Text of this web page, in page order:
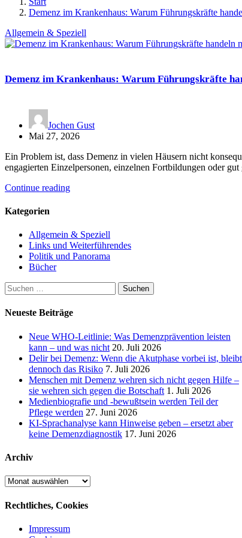
Demenz im Krankenhaus: Warum Führungskräfte
Allgemein & Speziell
Demenz im Krankenhaus: Warum Führungskräfte
Jochen Gust
Mai 27, 2026
Ein Problem ist, dass Demenz in vielen Häusern nicht
engagierten Einzelpersonen, einzelnen Fortbildungen oder
Continue reading
Kategorien
Allgemein & Speziell
Links und Weiterführendes
Politik und Panorama
Bücher
Suchen
nach:
Neueste Beiträge
Neue WHO-Leitlinie: Was Demenzprävention leisten
kann – und was nicht 20. Juli 2026
Delir bei Demenz: Wenn die Akutphase vorbei ist, bleibt
dennoch das Risiko 7. Juli 2026
Menschen mit Demenz wehren sich nicht gegen Hilfe –
sie wehren sich gegen die Botschaft 1. Juli 2026
Medienbiografie und -bewußtsein werden Teil der
Pflege werden 27. Juni 2026
KI-Sprachanalyse kann Hinweise geben – ersetzt aber
keine Demenzdiagnostik 17. Juni 2026
Archiv
Archiv
Rechtliches, Cookies
Impressum